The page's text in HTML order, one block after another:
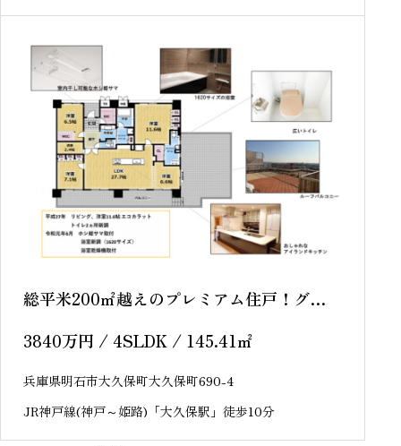
総平米200㎡越えのプレミアム住戸！グラジ
3840万円 / 4SLDK / 145.41㎡
兵庫県明石市大久保町大久保町690-4
JR神戸線(神戸～姫路)「大久保駅」徒歩10分